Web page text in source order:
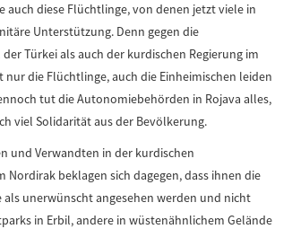
auch diese Flüchtlinge, von denen jetzt viele in
Unterstützung. Denn gegen die
Türkei als auch der kurdischen Regierung im
die Flüchtlinge, auch die Einheimischen leiden
tut die Autonomiebehörden in Rojava alles,
viel Solidarität aus der Bevölkerung.
und Verwandten in der kurdischen
beklagen sich dagegen, dass ihnen die
unerwünscht angesehen werden und nicht
in Erbil, andere in wüstenähnlichem Gelände